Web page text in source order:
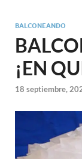
BALCONEANDO
¡EN
18 septiembre,